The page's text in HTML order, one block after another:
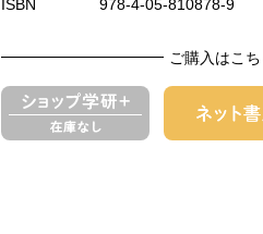
ISBN
978-4-05-810878-9
ご購入はこ